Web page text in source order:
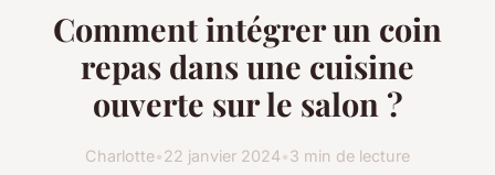
Comment intégrer un coin
repas dans une cuisine
ouverte sur le salon ?
Charlotte•22 janvier 2024•3 min de lecture